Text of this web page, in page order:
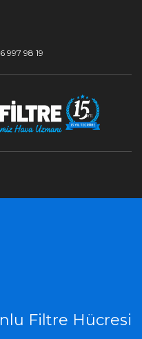
997 98 19
Filtre Hücresi